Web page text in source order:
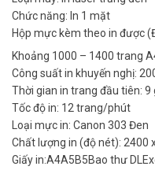
Chức năng: In 1 mặt
Hộp mực kèm theo in được
Khoảng 1000 – 1400 trang
Công suất in khuyến nghị:
Thời gian in trang đầu tiên: 9
Tốc độ in: 12 trang/phút
Loại mực in: Canon 303 Đen
Chất lượng in (độ nét): 2400
Giấy in:A4A5B5Bao thư